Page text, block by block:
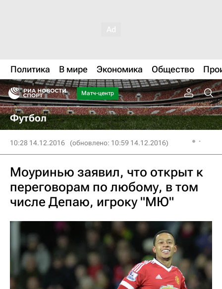
Политика В мире Экономика Общество
Матч-центр
Футбол
10:28 14.12.2016 (обновлено: 10:59 14.12.2016)
Моуринью заявил, что открыт к
переговорам по любому, в том
числе Депаю, игроку "МЮ"